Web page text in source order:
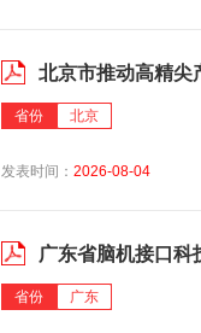
北京市推动高精尖
省份 北京
发表时间： 2026-08-04
广东省脑机接口科
省份 广东